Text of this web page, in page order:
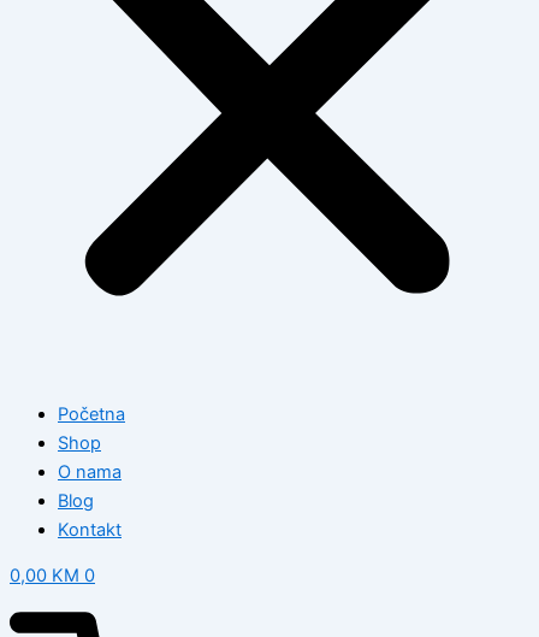
Početna
Shop
O nama
Blog
Kontakt
0,00 KM 0